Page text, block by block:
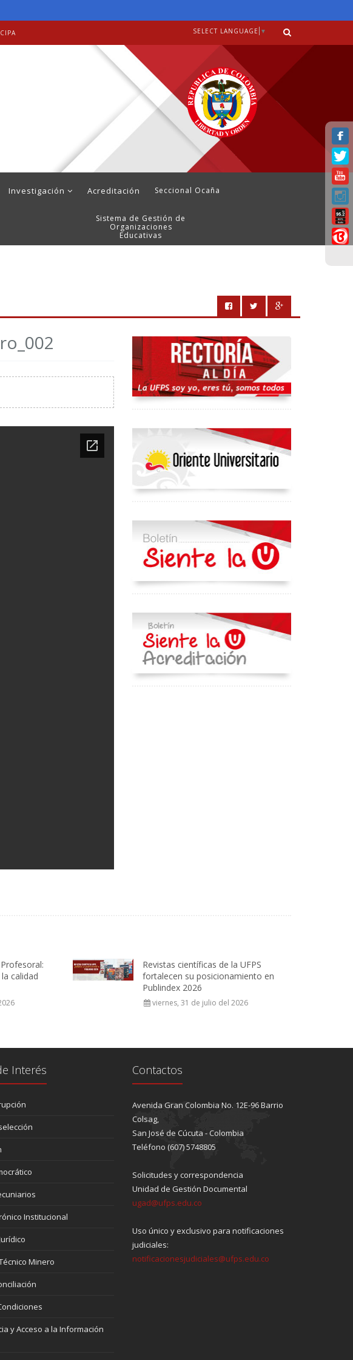
SELECT LANGUAGE ▼
Investigación Acreditación Seccional Ocaña
Sistema de Gestión de
Organizaciones
Educativas
calidad
Revistas científicas de la UFPS
fortalecen su posicionamiento en
Publindex 2026
viernes, 31 de julio del 2026
Interés
Institucional
Minero
y Acceso a la Información
Contactos
Avenida Gran Colombia No. 12E-96 Barrio
Colsag,
San José de Cúcuta - Colombia
Teléfono (607) 5748805
Solicitudes y correspondencia
Unidad de Gestión Documental
ugad@ufps.edu.co
Uso único y exclusivo para notificaciones
judiciales:
notificacionesjudiciales@ufps.edu.co